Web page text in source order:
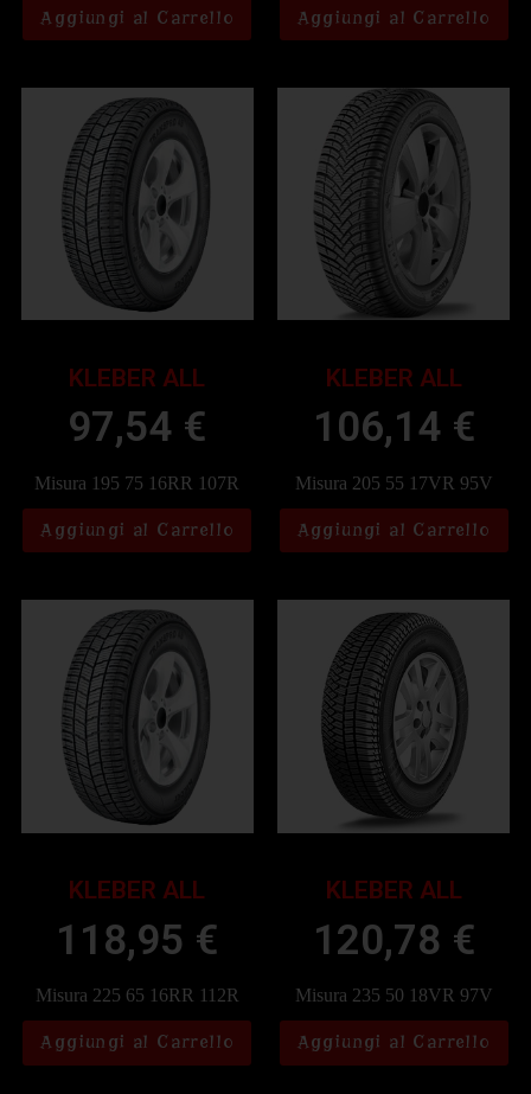
Aggiungi al Carrello Aggiungi al Carrello
KLEBER ALL
97,54 €
Misura 195 75 16RR 107R
Aggiungi al Carrello
KLEBER ALL
106,14 €
Misura 205 55 17VR 95V
Aggiungi al Carrello
KLEBER ALL
118,95 €
Misura 225 65 16RR 112R
Aggiungi al Carrello
KLEBER ALL
120,78 €
Misura 235 50 18VR 97V
Aggiungi al Carrello